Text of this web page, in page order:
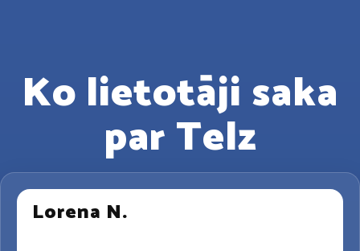
Ko lietotāji saka
par Telz
Lorena N.